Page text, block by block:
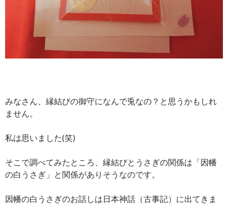
みなさん、縁結びの御守になんで兎なの？と思うかもしれ
ません。
私は思いました(笑)
そこで調べてみたところ、縁結びとうさぎの関係は「因幡
の白うさぎ」と関係がありそうなのです。
因幡の白うさぎのお話しは日本神話（古事記）に出てきま